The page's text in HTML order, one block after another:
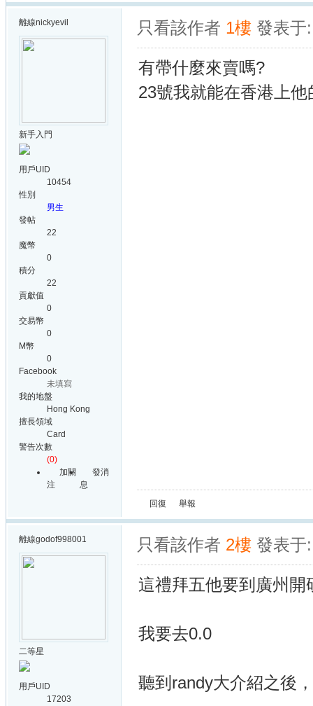
離線nickyevil
新手入門
用戶UID
10454
性別
男生
發帖
22
魔幣
0
積分
22
貢獻值
0
交易幣
0
M幣
0
Facebook
未填寫
我的地盤
Hong Kong
擅長領域
Card
警告次數
(0)
加關
注
發消
息
只看該作者 1樓 發表于
有帶什麼來賣嗎?
23號我就能在香港上
回復 舉報
離線godof998001
二等星
用戶UID
17203
只看該作者 2樓 發表于
這禮拜五他要到廣州開
我要去0.0
聽到randy大介紹之後